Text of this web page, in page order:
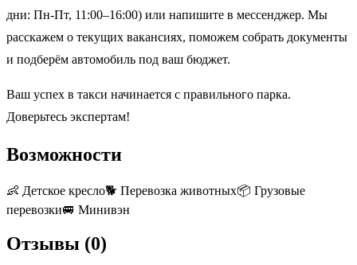
дни: Пн-Пт, 11:00–16:00) или напишите в мессенджер. Мы
расскажем о текущих вакансиях, поможем собрать документы
и подберём автомобиль под ваш бюджет.
Ваш успех в такси начинается с правильного парка.
Доверьтесь экспертам!
Возможности
👶 Детское кресло🐕 Перевозка животных📦 Грузовые
перевозки🚐 Минивэн
Отзывы (0)